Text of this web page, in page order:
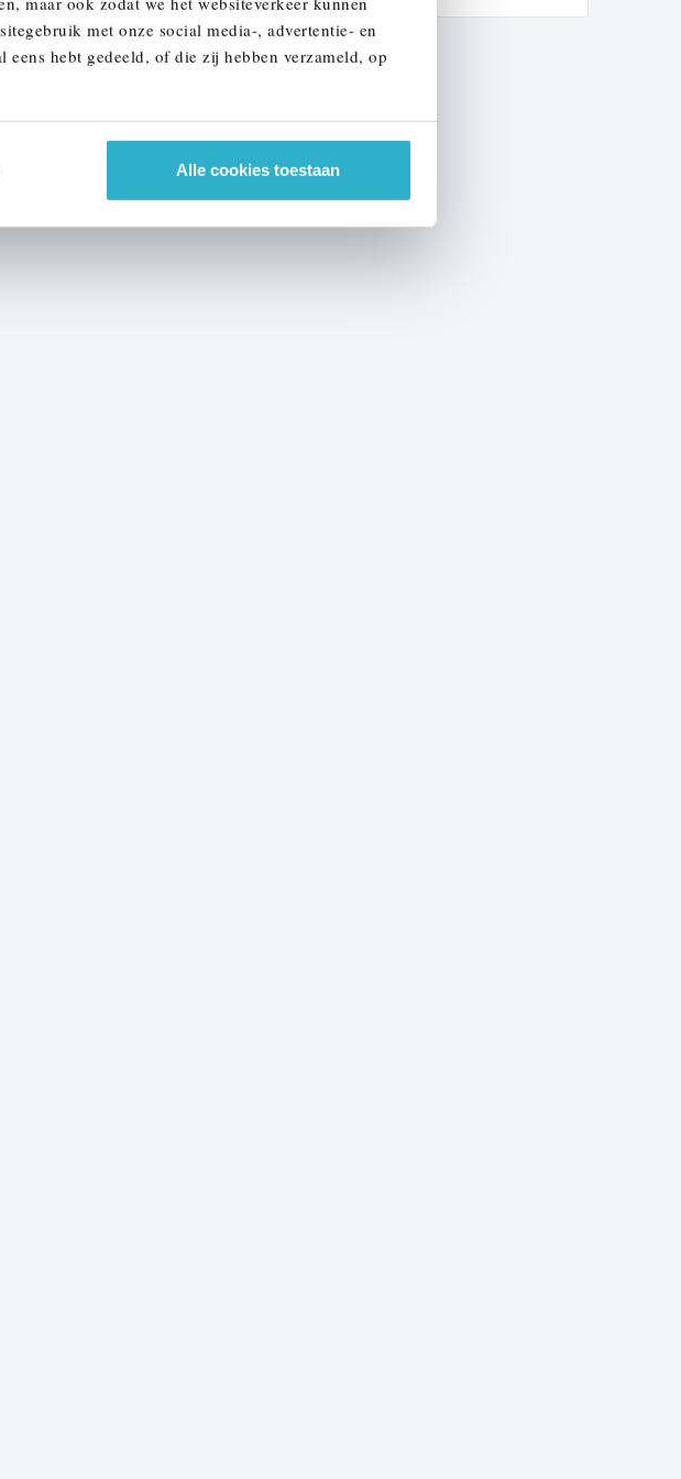
met onze social media-, advertentie- en
hebt gedeeld, of die zij hebben verzameld, op
Alle cookies toestaan